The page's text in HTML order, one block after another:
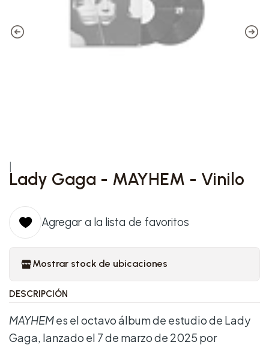
Lady Gaga - MAYHEM - Vinilo
Agregar a la lista de favoritos
Mostrar stock de ubicaciones
DESCRIPCIÓN
MAYHEMes el octavo álbum de estudio de Lady
Gaga, lanzado el 7 de marzo de 2025 por